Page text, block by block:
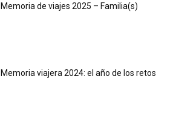
Memoria de viajes 2025 – Familia(s)
Memoria viajera 2024: el año de los retos